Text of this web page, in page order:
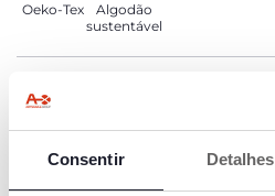
Consentir Detalhes
Oeko-Tex
Algodão
sustentável
DETALHES DO PRODUTO
ADVERTÊNCIAS E INSTRUÇÕES